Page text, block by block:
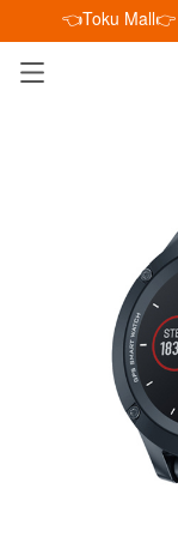
👈Toku Mall👉
已加入購物車